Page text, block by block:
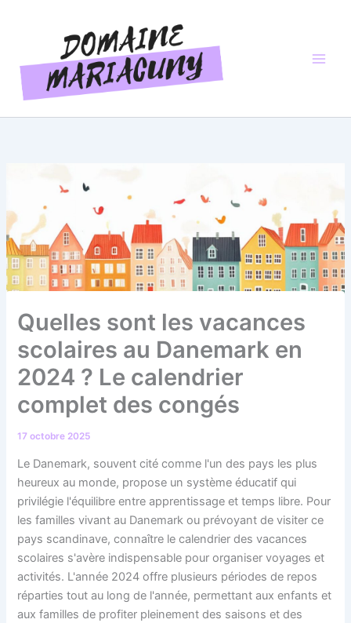
Quelles sont les vacances
scolaires au Danemark en
2024 ? Le calendrier
complet des congés
17 octobre 2025
Le Danemark, souvent cité comme l'un des pays les plus
heureux au monde, propose un système éducatif qui
privilégie l'équilibre entre apprentissage et temps libre. Pour
les familles vivant au Danemark ou prévoyant de visiter ce
pays scandinave, connaître le calendrier des vacances
scolaires s'avère indispensable pour organiser voyages et
activités. L'année 2024 offre plusieurs périodes de repos
réparties tout au long de l'année, permettant aux enfants et
aux familles de profiter pleinement des saisons et des